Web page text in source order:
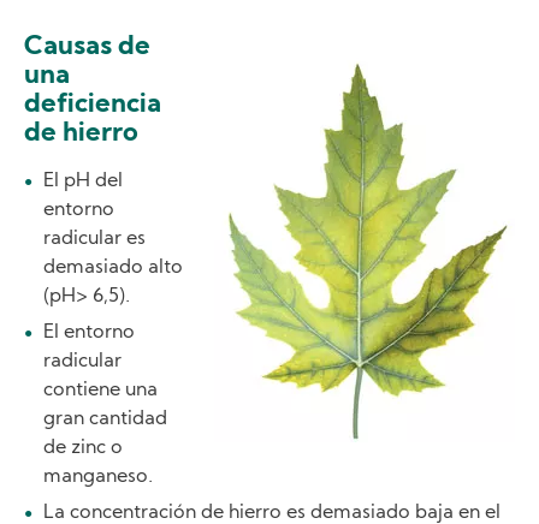
Causas de
una
deficiencia
de hierro
El pH del
entorno
radicular es
demasiado alto
(pH> 6,5).
El entorno
radicular
contiene una
gran cantidad
de zinc o
manganeso.
La concentración de hierro es demasiado baja en el